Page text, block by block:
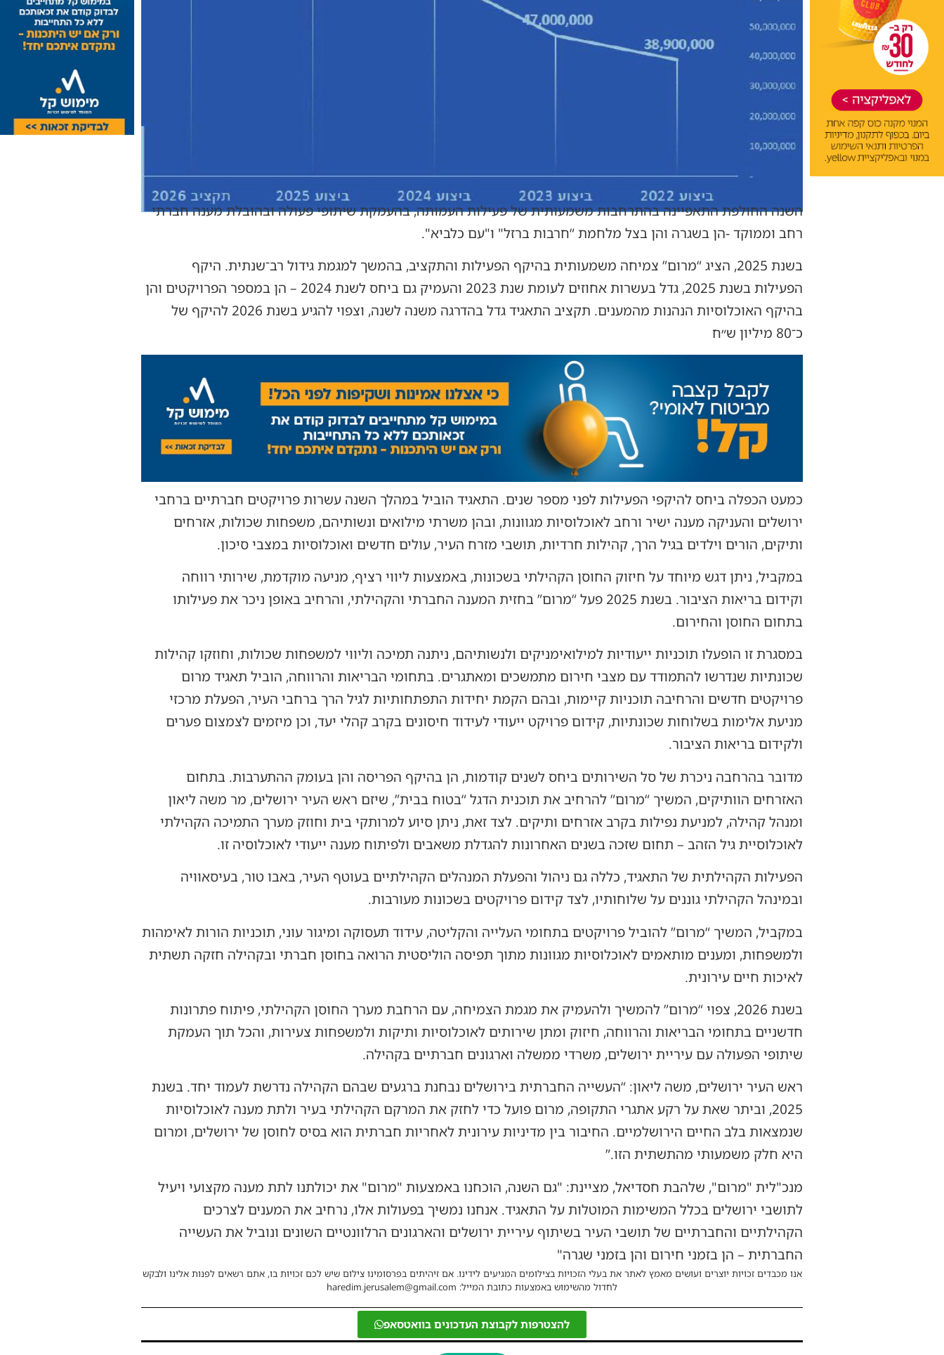
השנה החולפת התאפיינה בהתרחבות משמעותית של פעילות העמותה, בהעמקת שיתופי פעולה ובהובלת מענה חברתי
רחב וממוקד -הן בשגרה והן בצל מלחמת “חרבות ברזל" ו"עם כלביא".
בשנת 2025, הציג “מרום” צמיחה משמעותית בהיקף הפעילות והתקציב, בהמשך למגמת גידול רב־שנתית. היקף
הפעילות בשנת 2025, גדל בעשרות אחוזים לעומת שנת 2023 והעמיק גם ביחס לשנת 2024 – הן במספר הפרויקטים והן
בהיקף האוכלוסיות הנהנות מהמענים. תקציב התאגיד גדל בהדרגה משנה לשנה, וצפוי להגיע בשנת 2026 להיקף של
כ־80 מיליון ש״ח
כמעט הכפלה ביחס להיקפי הפעילות לפני מספר שנים. התאגיד הוביל במהלך השנה עשרות פרויקטים חברתיים ברחבי
ירושלים והעניקה מענה ישיר ורחב לאוכלוסיות מגוונות, ובהן משרתי מילואים ונשותיהם, משפחות שכולות, אזרחים
ותיקים, הורים וילדים בגיל הרך, קהילות חרדיות, תושבי מזרח העיר, עולים חדשים ואוכלוסיות במצבי סיכון.
במקביל, ניתן דגש מיוחד על חיזוק החוסן הקהילתי בשכונות, באמצעות ליווי רציף, מניעה מוקדמת, שירותי רווחה
וקידום בריאות הציבור. בשנת 2025 פעל “מרום” בחזית המענה החברתי והקהילתי, והרחיב באופן ניכר את פעילותו
בתחום החוסן והחירום.
במסגרת זו הופעלו תוכניות ייעודיות למילואימניקים ולנשותיהם, ניתנה תמיכה וליווי למשפחות שכולות, וחוזקו קהילות
שכונתיות שנדרשו להתמודד עם מצבי חירום מתמשכים ומאתגרים. בתחומי הבריאות והרווחה, הוביל תאגיד מרום
פרויקטים חדשים והרחיבה תוכניות קיימות, ובהם הקמת יחידות התפתחותיות לגיל הרך ברחבי העיר, הפעלת מרכזי
מניעת אלימות בשלוחות שכונתיות, קידום פרויקט ייעודי לעידוד חיסונים בקרב קהלי יעד, וכן מיזמים לצמצום פערים
ולקידום בריאות הציבור.
מדובר בהרחבה ניכרת של סל השירותים ביחס לשנים קודמות, הן בהיקף הפריסה והן בעומק ההתערבות. בתחום
האזרחים הוותיקים, המשיך “מרום” להרחיב את תוכנית הדגל “בטוח בבית”, שיזם ראש העיר ירושלים, מר משה ליאון
ומנהל קהילה, למניעת נפילות בקרב אזרחים ותיקים. לצד זאת, ניתן סיוע למרותקי בית וחוזק מערך התמיכה הקהילתי
לאוכלוסיית גיל הזהב – תחום שזכה בשנים האחרונות להגדלת משאבים ולפיתוח מענה ייעודי לאוכלוסיה זו.
הפעילות הקהילתית של התאגיד, כללה גם ניהול והפעלת המנהלים הקהילתיים בעוטף העיר, באבו טור, בעיסאוויה
ובמינהל הקהילתי גוננים על שלוחותיו, לצד קידום פרויקטים בשכונות מעורבות.
במקביל, המשיך “מרום” להוביל פרויקטים בתחומי העלייה והקליטה, עידוד תעסוקה ומיגור עוני, תוכניות הורות לאימהות
ולמשפחות, ומענים מותאמים לאוכלוסיות מגוונות מתוך תפיסה הוליסטית הרואה בחוסן חברתי ובקהילה חזקה תשתית
לאיכות חיים עירונית.
בשנת 2026, צפוי “מרום” להמשיך ולהעמיק את מגמת הצמיחה, עם הרחבת מערך החוסן הקהילתי, פיתוח פתרונות
חדשניים בתחומי הבריאות והרווחה, חיזוק ומתן שירותים לאוכלוסיות ותיקות ולמשפחות צעירות, והכל תוך העמקת
שיתופי הפעולה עם עיריית ירושלים, משרדי ממשלה וארגונים חברתיים בקהילה.
ראש העיר ירושלים, משה ליאון: “העשייה החברתית בירושלים נבחנת ברגעים שבהם הקהילה נדרשת לעמוד יחד. בשנת
2025, וביתר שאת על רקע אתגרי התקופה, מרום פועל כדי לחזק את המרקם הקהילתי בעיר ולתת מענה לאוכלוסיות
שנמצאות בלב החיים הירושלמיים. החיבור בין מדיניות עירונית לאחריות חברתית הוא בסיס לחוסן של ירושלים, ומרום
היא חלק משמעותי מהתשתית הזו.”
מנכ"לית "מרום", שלהבת חסדיאל, מציינת: "גם השנה, הוכחנו באמצעות "מרום" את יכולתנו לתת מענה מקצועי ויעיל
לתושבי ירושלים בכלל המשימות המוטלות על התאגיד. אנחנו נמשיך בפעולות אלו, נרחיב את המענים לצרכים
הקהילתיים והחברתיים של תושבי העיר בשיתוף עיריית ירושלים והארגונים הרלוונטיים השונים ונוביל את העשייה
החברתית – הן בזמני חירום והן בזמני שגרה"
אנו מכבדים זכויות יוצרים ועושים מאמץ לאתר את בעלי הזכויות בצילומים המגיעים לידינו. אם זיהיתים בפרסומינו צילום שיש לכם זכויות בו, אתם רשאים לפנות אלינו ולבקש
לחדול מהשימוש באמצעות כתובת המייל: haredim.jerusalem@gmail.com
להצטרפות לקבוצת העדכונים בוואטסאפ